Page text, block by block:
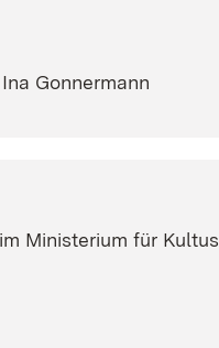
Gonnermann
Ministerium für Kultus